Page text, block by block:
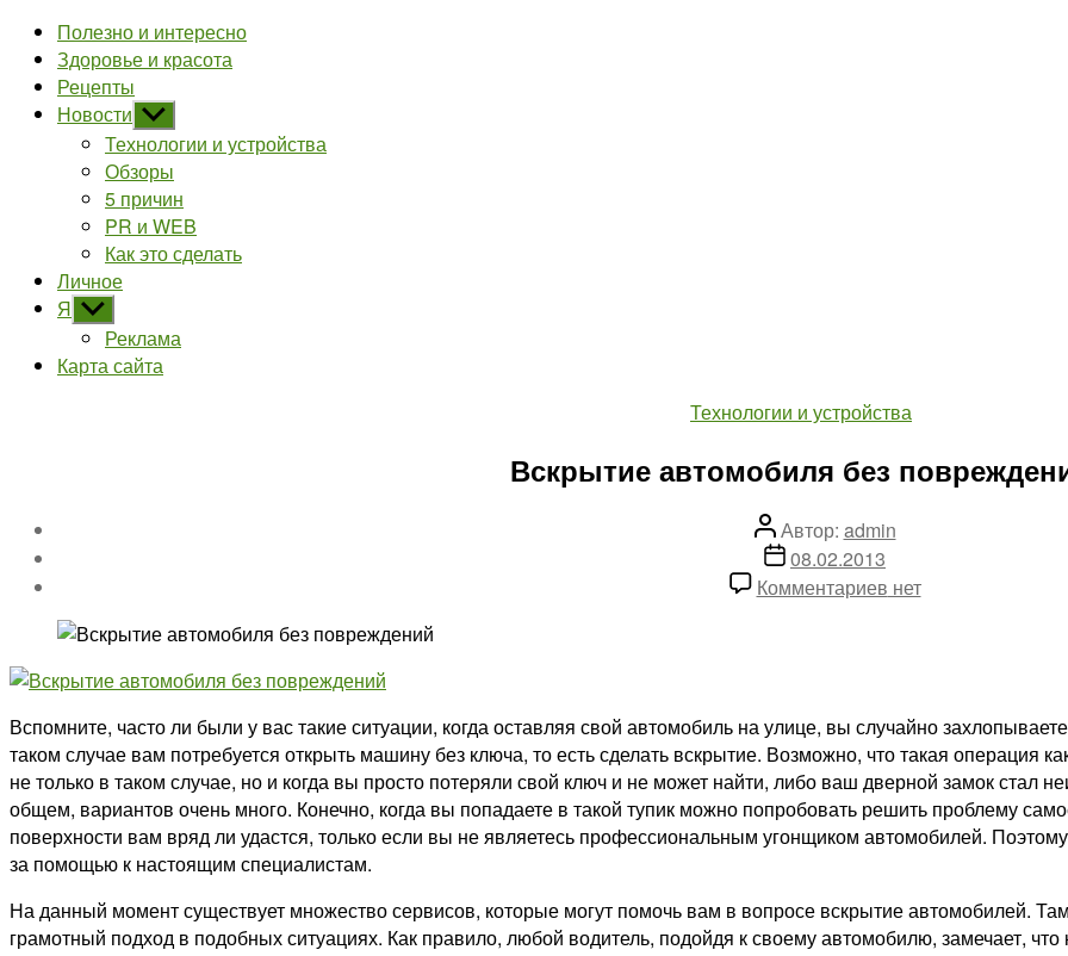
Полезно и интересно
Здоровье и красота
Рецепты
Новости Показывать
подменю
Технологии и устройства
Обзоры
5 причин
PR и WEB
Как это сделать
Личное
Я Показывать
подменю
Реклама
Карта сайта
Рубрики
Технологии и устройства
Вскрытие автомобиля без
Автор
записи
Автор: admin
Дата
записи
08.02.2013
Комментариевк
повреждений
нет
Вспомните, часто ли были у вас такие ситуации, когда оставляя свой автомобиль на улице, вы случайно
таком случае вам потребуется открыть машину без ключа, то есть сделать вскрытие. Возможно, что такая операция
не только в таком случае, но и когда вы просто потеряли свой ключ и не может найти, либо ваш дверной замок стал
общем, вариантов очень много. Конечно, когда вы попадаете в такой тупик можно попробовать решить проблему
поверхности вам вряд ли удастся, только если вы не являетесь профессиональным угонщиком автомобилей.
за помощью к настоящим специалистам.
На данный момент существует множество сервисов, которые могут помочь вам в вопросе вскрытие автомобилей.
грамотный подход в подобных ситуациях. Как правило, любой водитель, подойдя к своему автомобилю, замечает,